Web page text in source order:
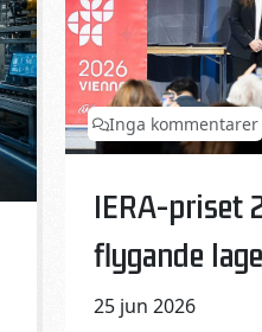
Inga kommentarer
IERA-priset
flygande
Published on:
25 jun 2026
Categories: